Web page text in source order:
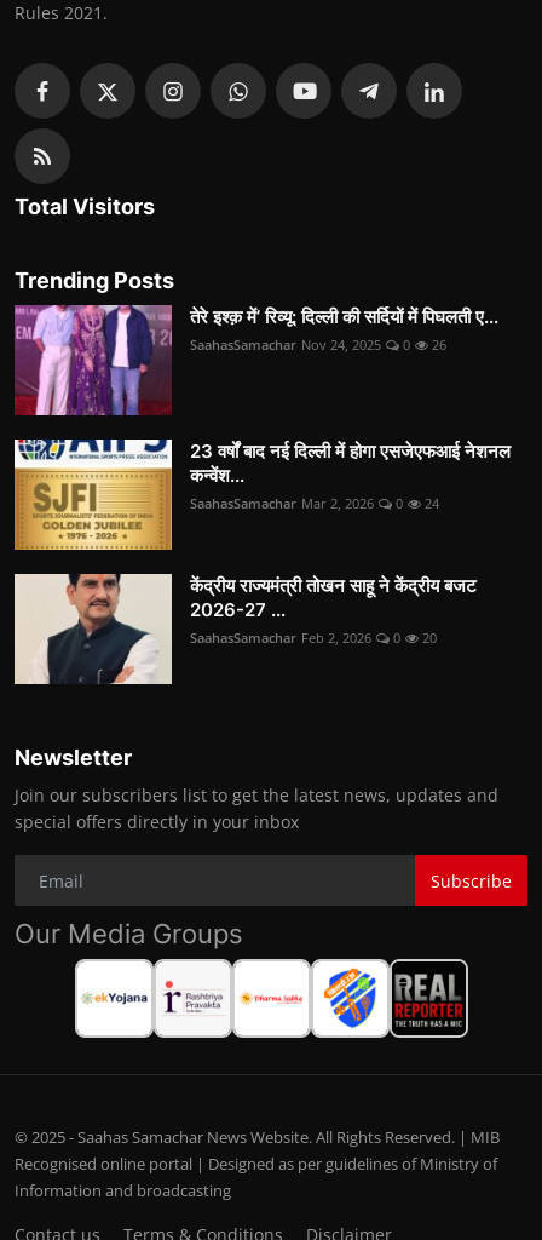
Rules 2021.
Total Visitors
Trending Posts
तेरे इश्क़ में’ रिव्यू: दिल्ली की सर्दियों में पिघलती ए...
SaahasSamachar Nov 24, 2025 0 26
23 वर्षों बाद नई दिल्ली में होगा एसजेएफआई नेशनल
कन्वेंश...
SaahasSamachar Mar 2, 2026 0 24
केंद्रीय राज्यमंत्री तोखन साहू ने केंद्रीय बजट
2026-27 ...
SaahasSamachar Feb 2, 2026 0 20
Newsletter
Join our subscribers list to get the latest news, updates and
special offers directly in your inbox
Subscribe
Our Media Groups
© 2025 - Saahas Samachar News Website. All Rights Reserved. | MIB
Recognised online portal | Designed as per guidelines of Ministry of
Information and broadcasting
Contact us Terms & Conditions Disclaimer